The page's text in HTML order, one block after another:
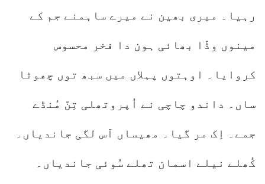
رہیا۔ میری بھین نے میرے ساہمنے جم کے
مینوں وڈّا بھائی ہون دا فخر محسوس
کروایا۔ اوہتوں پہلاں میں سبھ توں چھوٹا
ساں۔ داندو چاچی نے اُپروتھلی تِنّ مُنڈے
جمے۔ اِک مر گیا۔ مھیساں آس لگی جاندیاں۔
کُھلے نیلے اسمان تھلے سُوئی جاندیاں۔